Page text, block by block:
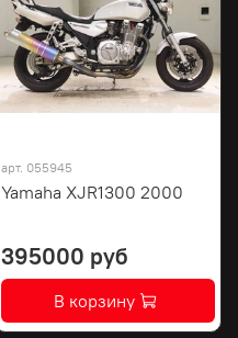
арт. 055945
Yamaha XJR1300 2000
395000 руб
В корзину